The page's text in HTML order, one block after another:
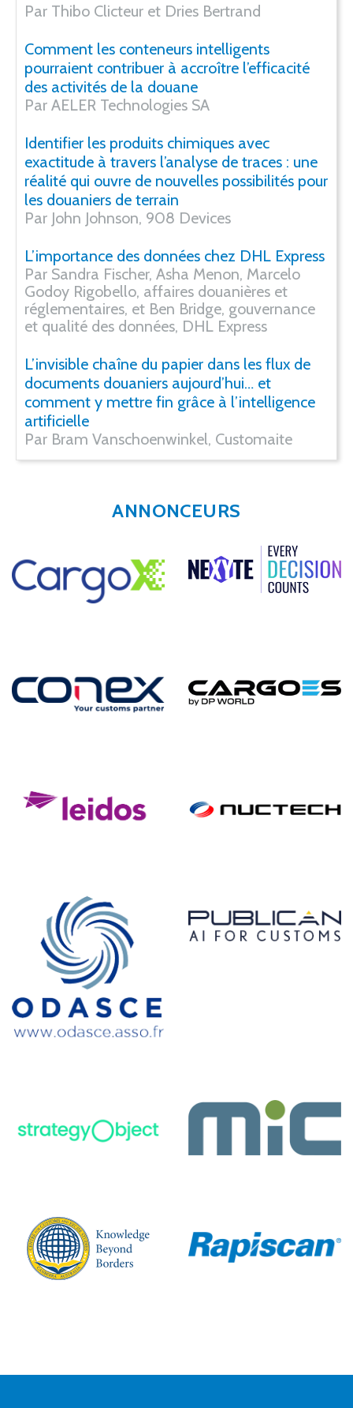
Par Thibo Clicteur et Dries Bertrand
Comment les conteneurs intelligents
pourraient contribuer à accroître l’efficacité
des activités de la douane
Par AELER Technologies SA
Identifier les produits chimiques avec
exactitude à travers l’analyse de traces : une
réalité qui ouvre de nouvelles possibilités pour
les douaniers de terrain
Par John Johnson, 908 Devices
L’importance des données chez DHL Express
Par Sandra Fischer, Asha Menon, Marcelo
Godoy Rigobello, affaires douanières et
réglementaires, et Ben Bridge, gouvernance
et qualité des données, DHL Express
L’invisible chaîne du papier dans les flux de
documents douaniers aujourd’hui… et
comment y mettre fin grâce à l’intelligence
artificielle
Par Bram Vanschoenwinkel, Customaite
ANNONCEURS